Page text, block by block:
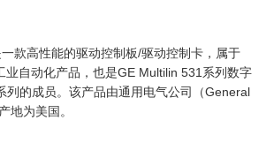
款高性能的驱动控制板/驱动控制卡，属于
业自动化产品，也是GE Multilin 531系列数字
列的成员。该产品由通用电气公司（General
地为美国。